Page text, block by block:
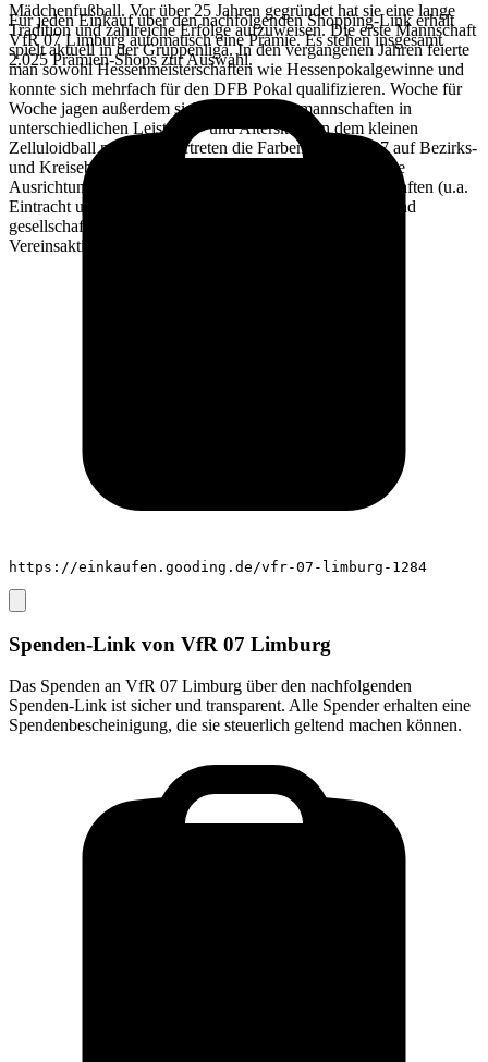
Mädchenfußball. Vor über 25 Jahren gegründet hat sie eine lange
Tradition und zahlreiche Erfolge aufzuweisen. Die erste Mannschaft
spielt aktuell in der Gruppenliga. In den vergangenen Jahren feierte
man sowohl Hessenmeisterschaften wie Hessenpokalgewinne und
konnte sich mehrfach für den DFB Pokal qualifizieren. Woche für
Woche jagen außerdem sieben Tischtennismannschaften in
unterschiedlichen Leistungs- und Altersklassen dem kleinen
Zelluloidball nach und vertreten die Farben des VfR 07 auf Bezirks-
und Kreisebene. Events und Großveranstaltungen wie die
Ausrichtung von Spielen hochklassiger Fussballmannschaften (u.a.
Eintracht und FSV Frankfurt, 1. FC Köln, FK Teplice) und
gesellschaftliches Engagement in Limburg runden die
Vereinsaktivitäten ab.
Für jeden Einkauf über den nachfolgenden Shopping-Link erhält
VfR 07 Limburgautomatisch eine Prämie. Es stehen insgesamt
2.025 Prämien-Shops zur Auswahl.
https://einkaufen.gooding.de/vfr-07-limburg-1284
Spenden-Link von VfR 07 Limburg
Das Spenden an VfR 07 Limburg über den nachfolgenden
Spenden-Link ist sicher und transparent. Alle Spender erhalten eine
Spendenbescheinigung, die sie steuerlich geltend machen können.